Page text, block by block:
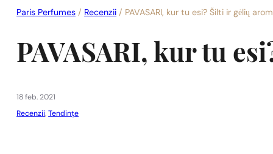
Paris Perfumes / Recenzii / PAVASARI, kur tu esi? Šilti ir gėlių
PAVASARI, kur tu
18 feb. 2021
Recenzii, Tendințe